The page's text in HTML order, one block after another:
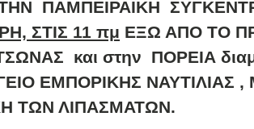
ΠΑΜΠΕΙΡΑΪΚΗ
ΣΤΙΣ 11 πμ ΕΞΩ ΑΠΟ ΤΟ
και στην ΠΟΡΕΙΑ
ΕΜΠΟΡΙΚΗΣ ΝΑΥΤΙΛΙΑΣ
ΤΩΝ ΛΙΠΑΣΜΑΤΩΝ.